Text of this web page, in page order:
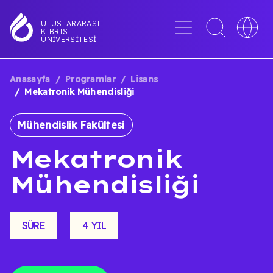
içeriğe
atla
ULUSLARARASI
KIBRIS
ÜNIVERSITESI
Menü
Toggle
search
Toggle
SAYFA
YOLU
Anasayfa Programlar
Lisans
Mekatronik Mühendisliği
Mühendislik Fakültesi
Mekatronik
Mühendisliği
SÜRE 4 YIL